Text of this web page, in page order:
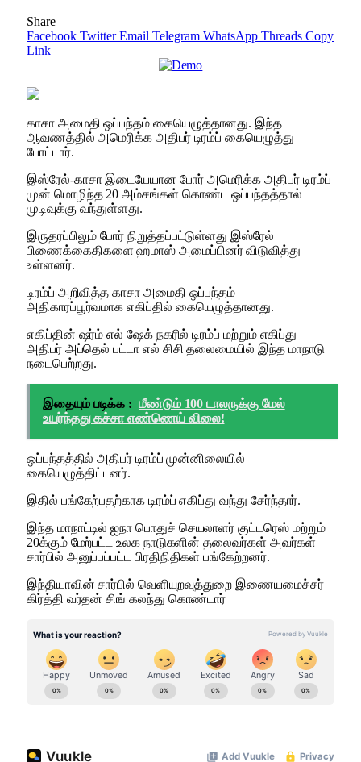
Share
Facebook Twitter Email Telegram WhatsApp Threads Copy
Link
காசா அமைதி ஒப்பந்தம் கையெழுத்தானது. இந்த
ஆவணத்தில் அமெரிக்க அதிபர் டிரம்ப் கையெழுத்து
போட்டார்.
இஸ்ரேல்-காசா இடையேயான போர் அமெரிக்க அதிபர் டிரம்ப்
முன் மொழிந்த 20 அம்சங்கள் கொண்ட ஒப்பந்தத்தால்
முடிவுக்கு வந்துள்ளது.
இருதரப்பிலும் போர் நிறுத்தப்பட்டுள்ளது இஸ்ரேல்
பிணைக்கைதிகளை ஹமாஸ் அமைப்பினர் விடுவித்து
உள்ளனர்.
டிரம்ப் அறிவித்த காசா அமைதி ஒப்பந்தம்
அதிகாரப்பூர்வமாக எகிப்தில் கையெழுத்தானது.
எகிப்தின் ஷர்ம் எல் ஷேக் நகரில் டிரம்ப் மற்றும் எகிப்து
அதிபர் அப்தெல் பட்டா எல் சிசி தலைமையில் இந்த மாநாடு
நடைபெற்றது.
இதையும் படிக்க : மீண்டும் 100 டாலருக்கு மேல்
உயர்ந்தது கச்சா எண்ணெய் விலை!
ஒப்பந்தத்தில் அதிபர் டிரம்ப் முன்னிலையில்
கையெழுத்திட்டனர்.
இதில் பங்கேற்பதற்காக டிரம்ப் எகிப்து வந்து சேர்ந்தார்.
இந்த மாநாட்டில் ஐநா பொதுச் செயலாளர் குட்டரெஸ் மற்றும்
20க்கும் மேற்பட்ட உலக நாடுகளின் தலைவர்கள் அவர்கள்
சார்பில் அனுப்பப்பட்ட பிரதிநிதிகள் பங்கேற்றனர்.
இந்தியாவின் சார்பில் வெளியுறவுத்துறை இணையமைச்சர்
கிர்த்தி வர்தன் சிங் கலந்து கொண்டார்